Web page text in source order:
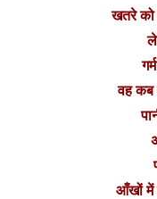
खतरे को
वह कब
आँखों में